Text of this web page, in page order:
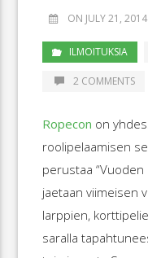
ON JULY 21, 2014
ILMOITUKSIA
2 COMMENTS
Ropecon on
roolipelaamisen
perustaa “Vuoden
jaetaan viimeisen
larppien,
saralla